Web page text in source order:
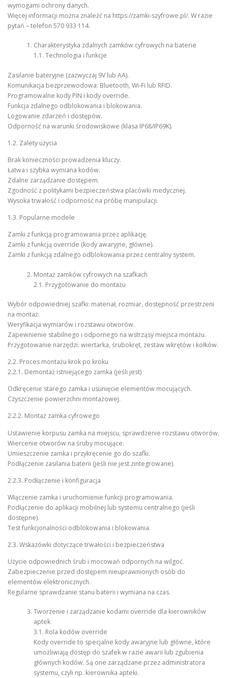
wymogami ochrony danych.
Więcej informacji można znaleźć na https://zamki-szyfrowe.pl/. W razie
pytań – telefon 570 933 114.
Charakterystyka zdalnych zamków cyfrowych na baterie
1.1. Technologia i funkcje
Zasilanie bateryjne (zazwyczaj 9V lub AA).
Komunikacja bezprzewodowa: Bluetooth, Wi-Fi lub RFID.
Programowalne kody PIN i kody override.
Funkcja zdalnego odblokowania i blokowania.
Logowanie zdarzeń i dostępów.
Odporność na warunki środowiskowe (klasa IP68/IP69K).
1.2. Zalety użycia
Brak konieczności prowadzenia kluczy.
Łatwa i szybka wymiana kodów.
Zdalne zarządzanie dostępem.
Zgodność z politykami bezpieczeństwa placówki medycznej.
Wysoka trwałość i odporność na próbę manipulacji.
1.3. Popularne modele
Zamki z funkcją programowania przez aplikację.
Zamki z funkcją override (kody awaryjne, główne).
Zamki z funkcją zdalnego odblokowania przez centralny system.
Montaż zamków cyfrowych na szafkach
2.1. Przygotowanie do montażu
Wybór odpowiedniej szafki: materiał, rozmiar, dostępność przestrzeni
na montaż.
Weryfikacja wymiarów i rozstawu otworów.
Zapewnienie stabilnego i odpornego na wstrząsy miejsca montażu.
Przygotowanie narzędzi: wiertarka, śrubokręt, zestaw wkrętów i kołków.
2.2. Proces montażu krok po kroku
2.2.1. Demontaż istniejącego zamka (jeśli jest)
Odkręcenie starego zamka i usunięcie elementów mocujących.
Czyszczenie powierzchni montażowej.
2.2.2. Montaż zamka cyfrowego
Ustawienie korpusu zamka na miejscu, sprawdzenie rozstawu otworów.
Wiercenie otworów na śruby mocujące.
Umieszczenie zamka i przykręcenie go do szafki.
Podłączenie zasilania baterii (jeśli nie jest zintegrowane).
2.2.3. Podłączenie i konfiguracja
Włączenie zamka i uruchomienie funkcji programowania.
Podłączenie do aplikacji mobilnej lub systemu centralnego (jeśli
dostępne).
Test funkcjonalności odblokowania i blokowania.
2.3. Wskazówki dotyczące trwałości i bezpieczeństwa
Użycie odpowiednich śrub i mocowań odpornych na wilgoć.
Zabezpieczenie przed dostępem nieuprawnionych osób do
elementów elektronicznych.
Regularne sprawdzanie stanu baterii i wymiana na czas.
Tworzenie i zarządzanie kodami override dla kierowników
aptek
3.1. Rola kodów override
Kody override to specjalne kody awaryjne lub główne, które
umożliwiają dostęp do szafek w razie awarii lub zgubienia
głównych kodów. Są one zarządzane przez administratora
systemu, czyli np. kierownika apteki.